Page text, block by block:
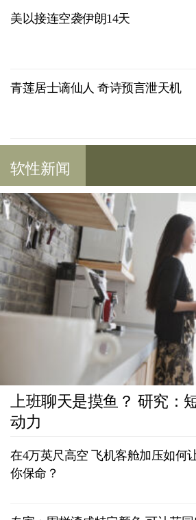
美以接连空袭伊朗14天
青莲居士谪仙人 奇诗预言泄天机
软性新闻
上班聊天是摸鱼？ 研究：
动力
在4万英尺高空 飞机客舱加压如何
你保命？